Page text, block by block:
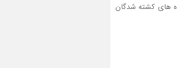
های کشته شدگان